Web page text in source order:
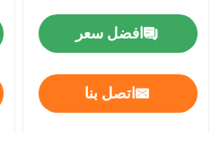
حصيرة السحب
الشبكة المقوية للأنابيب
افضل سعر
اتصل بنا